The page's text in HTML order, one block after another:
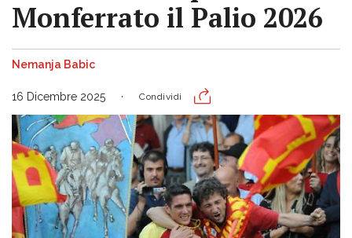
Monferrato il Palio 2026
Nemanja Babic
16 Dicembre 2025 Condividi